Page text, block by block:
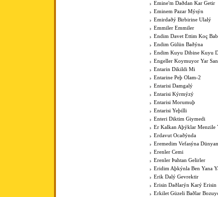
Emine'm Daðdan Kar Getir
Eminem Pazar Mýsýn
Emirdaðý Birbirine Ulalý
Emmiler Emmiler
Endim Davet Ettim Koç
Endim Gülün Baðýna
Endim Kuyu Dibine Kuyu
Engeller Koymuyor Yar
Entarin Dikildi Mi
Entarine Peþ Olam-2
Entarisi Damgalý
Entarisi Kýrmýzý
Entarisi Morumuþ
Entarisi Yeþilli
Enteri Diktim Giymedi
Er Kalkan Aþýklar Menzile
Erdavut Ocaðýnda
Eremedim Vefasýna
Erenler Cemi
Erenler Þahtan Gelirler
Eridim Aþkýnla Ben Yana
Erik Dalý Gevrektir
Erisin Daðlarýn Karý Erisin
Erkilet Güzeli Baðlar